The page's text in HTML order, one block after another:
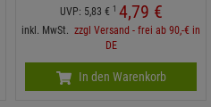
UVP: 5,83 € 1 4,79 €
inkl. MwSt. zzgl Versand - frei ab 90,-€ in
DE
In den Warenkorb